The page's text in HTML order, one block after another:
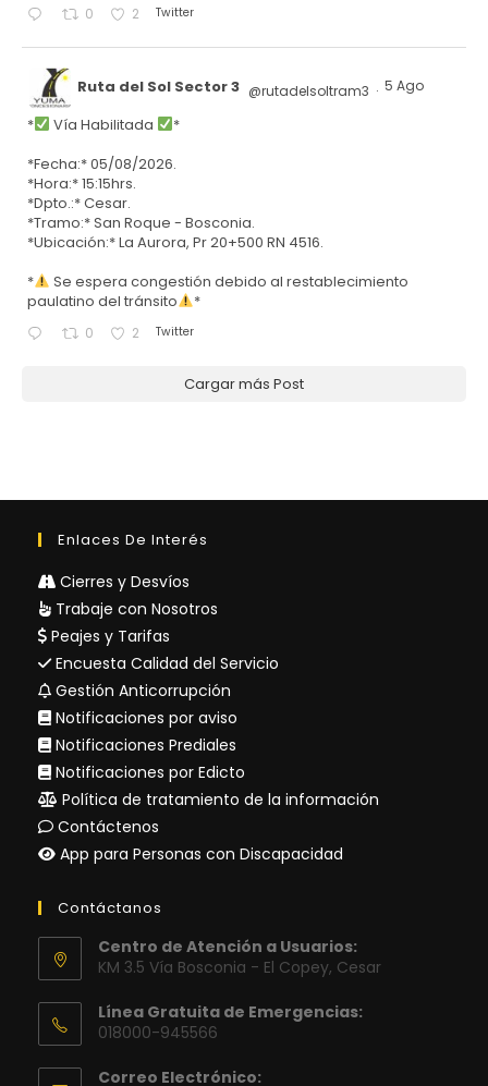
0 2 Twitter
Ruta del Sol Sector 3 @rutadelsoltram3 · 5 Ago
* Vía Habilitada
*
*Fecha:* 05/08/2026.
*Hora:* 15:15hrs.
*Dpto.:* Cesar.
*Tramo:* San Roque - Bosconia.
*Ubicación:* La Aurora, Pr 20+500 RN 4516.
*
Se espera congestión debido al restablecimiento
paulatino del tránsito
*
0 2 Twitter
Cargar más Post
Enlaces De Interés
Cierres y Desvíos
Trabaje con Nosotros
Peajes y Tarifas
Encuesta Calidad del Servicio
Gestión Anticorrupción
Notificaciones por aviso
Notificaciones Prediales
Notificaciones por Edicto
Política de tratamiento de la información
Contáctenos
App para Personas con Discapacidad
Contáctanos
Centro de Atención a Usuarios:
KM 3.5 Vía Bosconia - El Copey, Cesar
Línea Gratuita de Emergencias:
018000-945566
Correo Electrónico: